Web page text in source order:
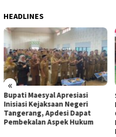
HEADLINES
«
Bupati Maesyal Apresiasi
Inisiasi Kejaksaan Negeri
Tangerang, Apdesi Dapat
Pembekalan Aspek Hukum